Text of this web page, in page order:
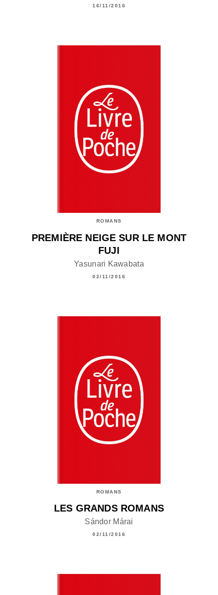
16/11/2016
ROMANS
PREMIÈRE NEIGE SUR LE MONT
FUJI
Yasunari Kawabata
02/11/2016
ROMANS
LES GRANDS ROMANS
Sándor Márai
02/11/2016